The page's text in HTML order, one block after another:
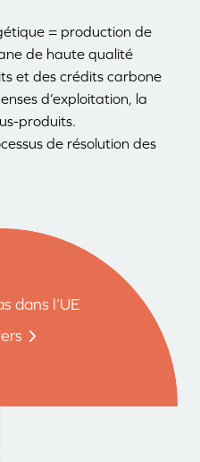
= production de
de haute qualité
et des crédits carbone
d’exploitation, la
produits.
de résolution des
dans l’UE